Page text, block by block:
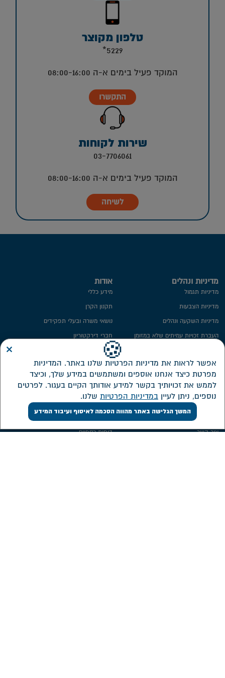
טלפון מקוצר
5229*
המוקד פעיל בימים א-ה 08:00-16:00
התקשרו
שירות לקוחות
03-7706061
המוקד פעיל בימים א-ה 08:00-16:00
לשיחה
אודות
מידע כללי
תקנון הקרן
נושאי משרה ובעלי תפקידים
חברי דירקטוריון
ועדת השקעות
ועדת הביקורת
ממונה על פניות הציבור
מבנה אחזקות
אזור אישי דירקטורים ונושאי משרה
מדיניות ונהלים
מדיניות תגמול
מדיניות הצבעות
מדיניות השקעה ונהלים
העברת זכויות עמיתים שלא במזומן
מידע סטטיסטי
מדיניות פרטיות​
השקעות
דוחות כספיים
שירות לקוחות
צור קשר
🍪
אפשר לראות את מדיניות הפרטיות שלנו באתר. המדיניות
מפרטת כיצד אנחנו אוספים ומשתמשים במידע שלך, וכיצד
לממש את זכויותיך בקשר למידע אודותך הקיים בעגור. לפרטים
נוספים, ניתן לעיין במדיניות הפרטיות שלנו.
המשך הגלישה באתר מהווה הסכמה לאיסוף ועיבוד המידע
×